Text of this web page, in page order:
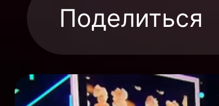
Поделиться